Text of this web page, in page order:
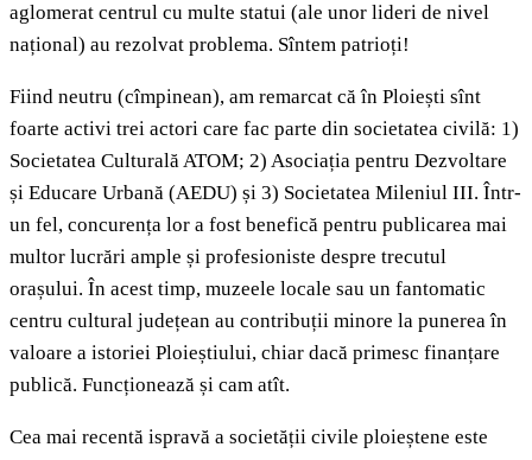
aglomerat centrul cu multe statui (ale unor lideri de nivel
național) au rezolvat problema. Sîntem patrioți!
Fiind neutru (cîmpinean), am remarcat că în Ploiești sînt
foarte activi trei actori care fac parte din societatea civilă: 1)
Societatea Culturală ATOM; 2) Asociația pentru Dezvoltare
și Educare Urbană (AEDU) și 3) Societatea Mileniul III. Într-
un fel, concurența lor a fost benefică pentru publicarea mai
multor lucrări ample și profesioniste despre trecutul
orașului. În acest timp, muzeele locale sau un fantomatic
centru cultural județean au contribuții minore la punerea în
valoare a istoriei Ploieștiului, chiar dacă primesc finanțare
publică. Funcționează și cam atît.
Cea mai recentă ispravă a societății civile ploieștene este